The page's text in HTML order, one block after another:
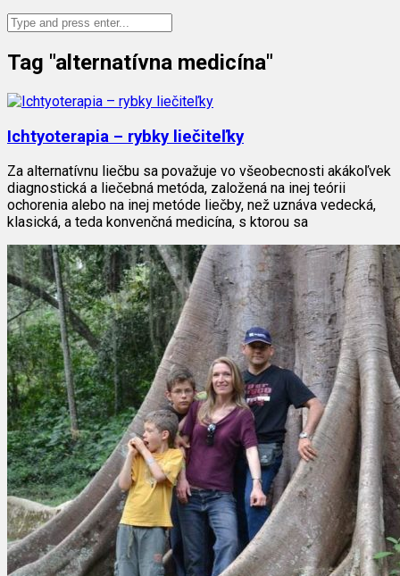
Tag "alternatívna medicína"
Ichtyoterapia – rybky liečiteľky
Za alternatívnu liečbu sa považuje vo všeobecnosti akákoľvek
diagnostická a liečebná metóda, založená na inej teórii
ochorenia alebo na inej metóde liečby, než uznáva vedecká,
klasická, a teda konvenčná medicína, s ktorou sa